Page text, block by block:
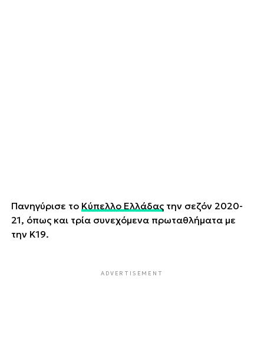
Πανηγύρισε το Κύπελλο Ελλάδαςτην σεζόν 2020-
21, όπως και τρία συνεχόμενα πρωταθλήματα με
την Κ19.
ADVERTISEMENT